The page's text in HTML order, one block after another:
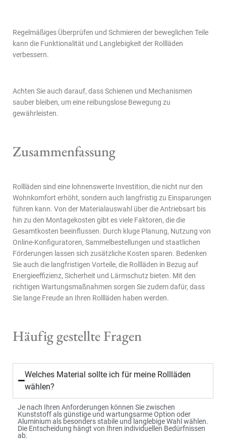
Regelmäßiges Überprüfen und Schmieren der beweglichen Teile
kann die Funktionalität und Langlebigkeit der Rollläden
verbessern.
Achten Sie auch darauf, dass Schienen und Mechanismen
sauber bleiben, um eine reibungslose Bewegung zu
gewährleisten.
Zusammenfassung
Rollläden sind eine lohnenswerte Investition, die nicht nur den
Wohnkomfort erhöht, sondern auch langfristig zu Einsparungen
führen kann. Von der Materialauswahl über die Antriebsart bis
hin zu den Montagekosten gibt es viele Faktoren, die die
Gesamtkosten beeinflussen. Durch kluge Planung, Nutzung von
Online-Konfiguratoren, Sammelbestellungen und staatlichen
Förderungen lassen sich zusätzliche Kosten sparen. Bedenken
Sie auch die langfristigen Vorteile, die Rollläden in Bezug auf
Energieeffizienz, Sicherheit und Lärmschutz bieten. Mit den
richtigen Wartungsmaßnahmen sorgen Sie zudem dafür, dass
Sie lange Freude an Ihren Rollläden haben werden.
Häufig gestellte Fragen
Welches Material sollte ich für meine Rollläden
wählen?
Je nach Ihren Anforderungen können Sie zwischen
Kunststoff als günstige und wartungsarme Option oder
Aluminium als besonders stabile und langlebige Wahl wählen.
Die Entscheidung hängt von Ihren individuellen Bedürfnissen
ab.